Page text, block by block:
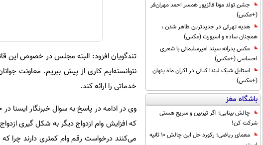
جشن تولد مونا فائزپور همسر احمد مهران‌فر
(+عکس)
هدیه تهرانی در جدیدترین ظاهر شدن ،
همچنان ساده و اسپورت (عکس)
عکس پدرانه سپند امیرسلیمانی با شعری
احساسی (+عکس)
استایل شیک لیندا کیانی در اکران ماه پنهان
(+عکس)
باشگاه مغز
چالش بینایی؛ اگر تیزبین و سریع هستی
شرکت کن!
معمای ریاضی؛ رکورد حل این چالش 10 ثانیه
تندگویان افزود:‌ البته مجلس در خصوص این
نتوانسته‌ایم کاری از پیش ببریم. معاونت
خدماتی را ارائه کند.
وی در ادامه در پاسخ به سوال خبرنگار
که افزایش وام ازدواج دیگر به شکل گیری
می‌کنند درخواست رقم وام کمتری دارند چرا